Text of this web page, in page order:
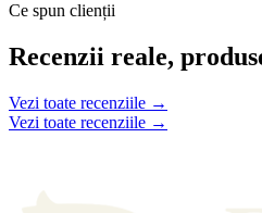
Ce spun clienții
Recenzii reale,
Vezi toate recenziile →
Vezi toate recenziile →